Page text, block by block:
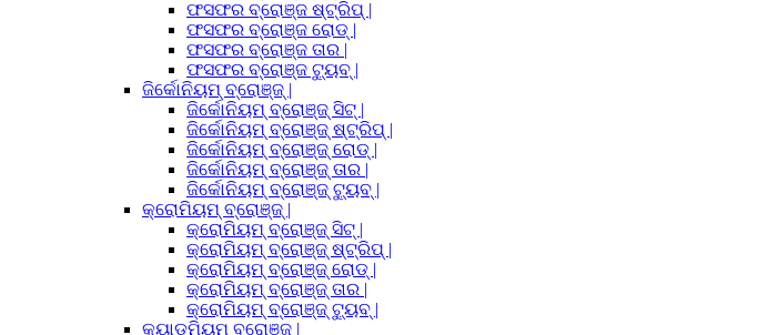
ଫସଫର ବ୍ରୋଞ୍ଜ ଷ୍ଟ୍ରିପ୍ |
ଫସଫର ବ୍ରୋଞ୍ଜ ରୋଡ୍ |
ଫସଫର ବ୍ରୋଞ୍ଜ ତାର |
ଫସଫର ବ୍ରୋଞ୍ଜ ଟ୍ୟୁବ୍ |
ଜିର୍କୋନିୟମ୍ ବ୍ରୋଞ୍ଜ୍ |
ଜିର୍କୋନିୟମ୍ ବ୍ରୋଞ୍ଜ୍ ସିଟ୍ |
ଜିର୍କୋନିୟମ୍ ବ୍ରୋଞ୍ଜ୍ ଷ୍ଟ୍ରିପ୍ |
ଜିର୍କୋନିୟମ୍ ବ୍ରୋଞ୍ଜ୍ ରୋଡ୍ |
ଜିର୍କୋନିୟମ୍ ବ୍ରୋଞ୍ଜ୍ ତାର |
ଜିର୍କୋନିୟମ୍ ବ୍ରୋଞ୍ଜ୍ ଟ୍ୟୁବ୍ |
କ୍ରୋମିୟମ୍ ବ୍ରୋଞ୍ଜ୍ |
କ୍ରୋମିୟମ୍ ବ୍ରୋଞ୍ଜ୍ ସିଟ୍ |
କ୍ରୋମିୟମ୍ ବ୍ରୋଞ୍ଜ୍ ଷ୍ଟ୍ରିପ୍ |
କ୍ରୋମିୟମ୍ ବ୍ରୋଞ୍ଜ୍ ରୋଡ୍ |
କ୍ରୋମିୟମ୍ ବ୍ରୋଞ୍ଜ୍ ତାର |
କ୍ରୋମିୟମ୍ ବ୍ରୋଞ୍ଜ୍ ଟ୍ୟୁବ୍ |
କ୍ୟାଡମିୟମ୍ ବ୍ରୋଞ୍ଜ୍ |